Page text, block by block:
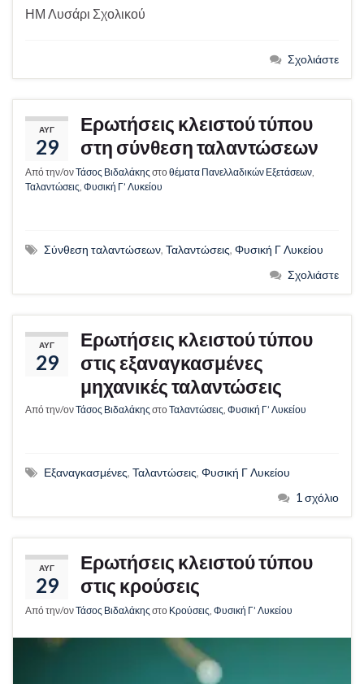
ΗΜ Λυσάρι Σχολικού
Σχολιάστε
ΑΥΓ
29
Ερωτήσεις κλειστού τύπου
στη σύνθεση ταλαντώσεων
Από την/ονΤάσος Βιδαλάκης στοθέματα Πανελλαδικών Εξετάσεων
Ταλαντώσεις Φυσική Γ’ Λυκείου
Σύνθεση ταλαντώσεων, Ταλαντώσεις, Φυσική Γ Λυκείου
Σχολιάστε
ΑΥΓ
29
Ερωτήσεις κλειστού τύπου
στις εξαναγκασμένες
μηχανικές ταλαντώσεις
Από την/ονΤάσος Βιδαλάκης στοΤαλαντώσεις Φυσική Γ’ Λυκείου
Εξαναγκασμένες, Ταλαντώσεις, Φυσική Γ Λυκείου
1 σχόλιο
ΑΥΓ
29
Ερωτήσεις κλειστού τύπου
στις κρούσεις
Από την/ονΤάσος Βιδαλάκης στο Κρούσεις Φυσική Γ’ Λυκείου